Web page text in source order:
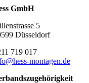
GmbH
5
Düsseldorf
719 017
montagen.de